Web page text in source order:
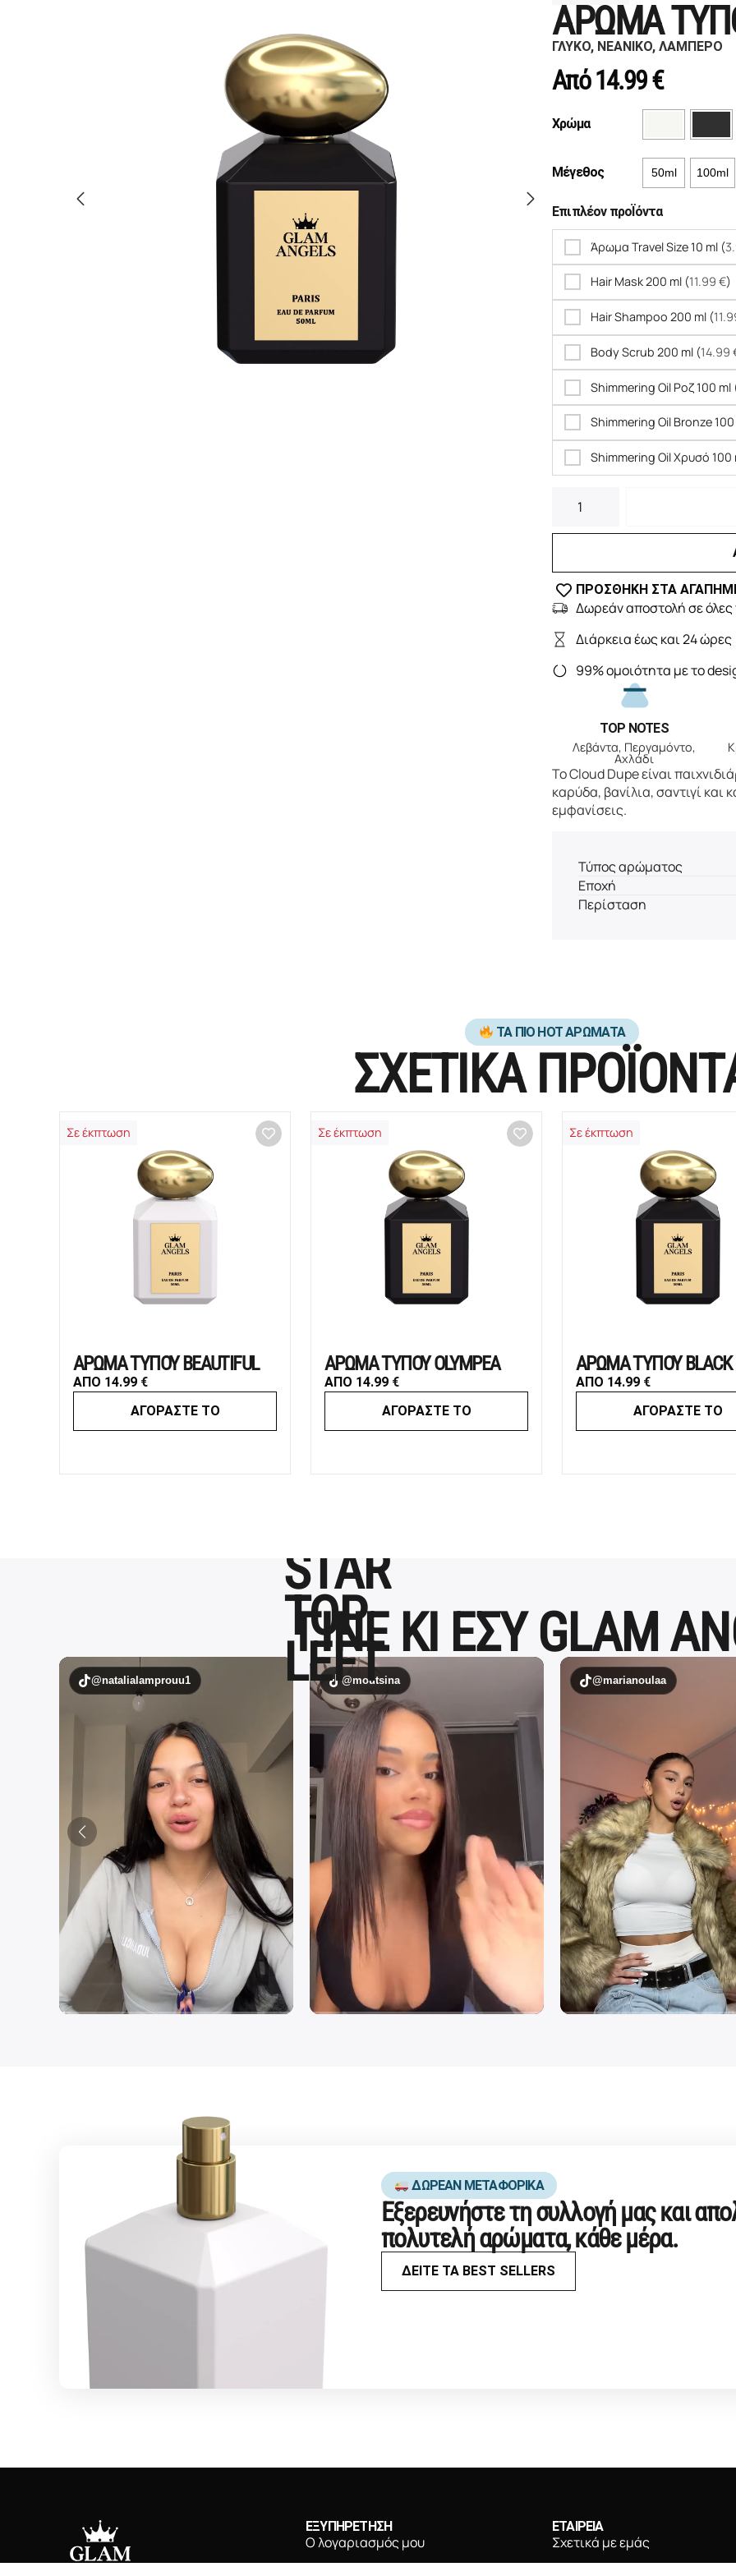
ΑΡΩΜΑ
ΓΛΥΚΟ, ΝΕΑΝΙΚΟ, ΛΑΜΠΕΡΟ
Από14.99€
Χρώμα
Μέγεθος 50ml 100ml
Επιπλέον προΪόντα
Άρωμα Travel Size 10 ml (
Hair Mask 200 ml (11.99 €)
Hair Shampoo 200 ml (
Body Scrub 200 ml (14.99
Shimmering Oil Ροζ 100 ml
Shimmering Oil Bronze
Shimmering Oil Χρυσό 100
ΠΡΟΣΘΗΚΗ ΣΤΑ
Δωρεάν αποστολή σε όλες
Διάρκεια έως και 24 ώρες
99% ομοιότητα με το
TOP NOTES
Λεβάντα, Περγαμόντο,
Αχλάδι
Το Cloud Dupe είναι
καρύδα, βανίλια, σαντιγί και
εμφανίσεις.
Τύπος αρώματος
Εποχή
Περίσταση
ΤΑ ΠΙΟ HOT ΑΡΩΜΑΤΑ
ΣΧΕΤΙΚΑ
Σε έκπτωση
ΑΡΩΜΑ ΤΥΠΟΥ BEAUTIFUL
ΑΠΟ 14.99 €
ΑΓΟΡΑΣΤΕ ΤΟ
Σε έκπτωση
ΑΡΩΜΑ ΤΥΠΟΥ OLYMPEA
ΑΠΟ 14.99 €
ΑΓΟΡΑΣΤΕ ΤΟ
Σε έκπτωση
ΑΠΟ 14.99 €
ΑΓΟΡΑΣΤΕ ΤΟ
ΓΙΝΕ ΚΙ ΕΣΥ GLAM
@natalialamprouu1 @moutsina @marianoulaa
ΔΩΡΕΑΝ ΜΕΤΑΦΟΡΙΚΑ
Εξερευνήστε τη συλλογή μας και
πολυτελή αρώματα, κάθε μέρα.
ΔΕΙΤΕ ΤΑ BEST SELLERS
ΕΞΥΠΗΡΕΤΗΣΗ
Ο λογαριασμός μου
ΕΤΑΙΡΕΙΑ
Σχετικά με εμάς